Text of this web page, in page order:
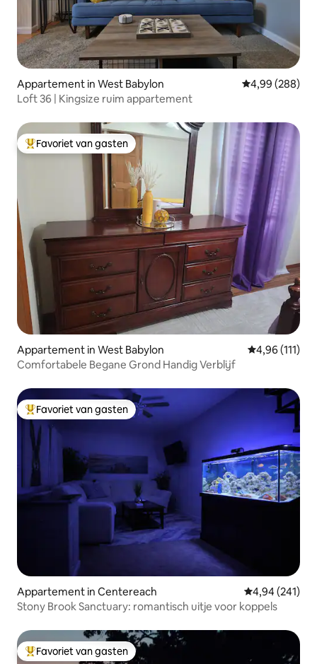
Appartement in West Babylon Gemiddelde
4,99 (288)
Loft 36 | Kingsize ruim appartement
Topfavoriet van gasten
Favoriet van gasten
Appartement in West Babylon Gemiddelde
4,96 (111)
Comfortabele Begane Grond Handig Verblijf
Topfavoriet van gasten
Favoriet van gasten
Appartement in Centereach Gemiddelde
4,94 (241)
Stony Brook Sanctuary: romantisch uitje voor koppels
Topfavoriet van gasten
Favoriet van gasten